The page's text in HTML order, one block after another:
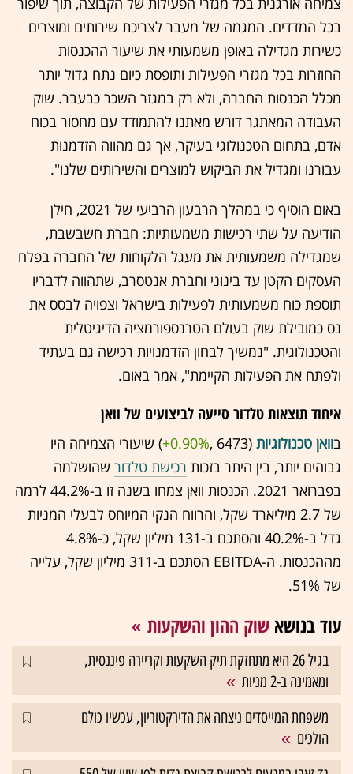
בכל המדדים. המגמה של מעבר לצריכת שירותים ומוצרים
כשירות מגדילה באופן משמעותי את שיעור ההכנסות
החוזרות בכל מגזרי הפעילות ותופסת כיום נתח גדול יותר
מכלל הכנסות החברה, ולא רק במגזר השכר כבעבר. שוק
העבודה המאתגר דורש מאתנו להתמודד עם מחסור בכוח
אדם, בתחום הטכנולוגי בעיקר, אך גם מהווה הזדמנות
עבורנו ומגדיל את הביקוש למוצרים והשירותים שלנו".
באום הוסיף כי במהלך הרבעון הרביעי של 2021, חילן
הודיעה על שתי רכישות משמעותיות: חברת חשבשבת,
שמגדילה משמעותית את מעגל הלקוחות של החברה בפלח
העסקים הקטן עד בינוני וחברת אנטסרב, שתהווה לדבריו
תוספת כוח משמעותית לפעילות בישראל וצפויה לבסס את
נס כמובילת שוק בעולם הטרנספורמציה הדיגיטלית
והטכנולוגית. "נמשיך לבחון הזדמנויות רכישה גם בעתיד
ולפתח את הפעילות הקיימת", אמר באום.
איחוד תוצאות טלדור סייעה לביצועים של וואן
בוואן טכנולוגיות (6473 ,‎
+0.90%‏) שיעורי הצמיחה היו
גבוהים יותר, בין היתר בזכות רכישת טלדור שהושלמה
בפברואר 2021. הכנסות וואן צמחו בשנה זו ב-44.2% לרמה
של 2.7 מיליארד שקל, והרווח הנקי המיוחס לבעלי המניות
גדל ב-40.2% והסתכם ב-131 מיליון שקל, כ-4.8%
מההכנסות. ה-EBITDA הסתכם ב-311 מיליון שקל, עלייה
של 51%.
עוד בנושא שוק ההון והשקעות
בגיל 26 היא מתחזקת תיק השקעות וקריירה פיננסית,
ומאמינה ב-2 מניות
משפחת המייסדים ניצחה את הדירקטוריון, עכשיו כולם
הולכים